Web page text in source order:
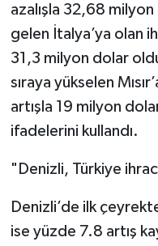
azalışla 32,68
gelen İtalya’ya olan
31,3 milyon dolar
sıraya yükselen
artışla 19 milyon
ifadelerini kullandı.
"Denizli, Türkiye
Denizli’de ilk
ise yüzde 7.8 artış